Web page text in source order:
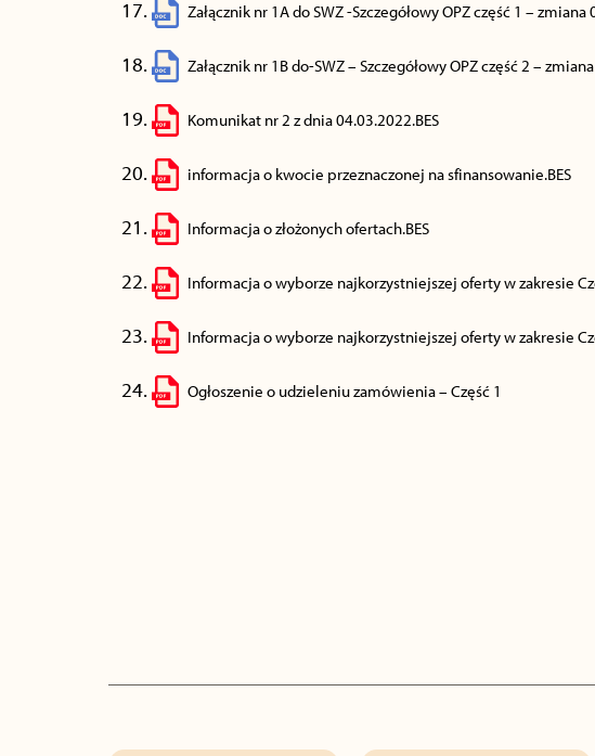
Załącznik nr 1A do SWZ -Szczegółowy OPZ część 1 – zmiana
Załącznik nr 1B do-SWZ – Szczegółowy OPZ część 2 –
Komunikat nr 2 z dnia 04.03.2022.BES
informacja o kwocie przeznaczonej na sfinansowanie.BES
Informacja o złożonych ofertach.BES
Informacja o wyborze najkorzystniejszej oferty w zakresie
Informacja o wyborze najkorzystniejszej oferty w zakresie
Ogłoszenie o udzieleniu zamówienia – Część 1